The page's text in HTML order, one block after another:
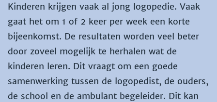
Kinderen krijgen vaak al jong logopedie. Vaak
gaat het om 1 of 2 keer per week een korte
bijeenkomst. De resultaten worden veel beter
door zoveel mogelijk te herhalen wat de
kinderen leren. Dit vraagt om een goede
samenwerking tussen de logopedist, de ouders,
de school en de ambulant begeleider. Dit kan